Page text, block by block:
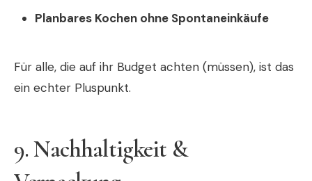
Planbares Kochen ohne Spontaneinkäufe
Für alle, die auf ihr Budget achten (müssen), ist das
ein echter Pluspunkt.
9. Nachhaltigkeit &